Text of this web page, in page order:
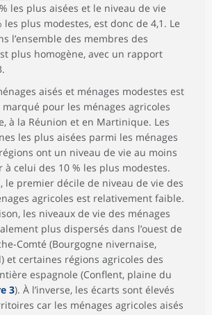
les plus aisées et le niveau de vie
les plus modestes, est donc de 4,1. Le
l’ensemble des membres des
plus homogène, avec un rapport
aisés et ménages modestes est
pour les ménages agricoles
à la Réunion et en Martinique. Les
les plus aisées parmi les ménages
ont un niveau de vie au moins
à celui des 10 % les plus modestes.
le premier décile de niveau de vie des
agricoles est relativement faible.
les niveaux de vie des ménages
plus dispersés dans l’ouest de
Comté (Bourgogne nivernaise,
et certaines régions agricoles des
espagnole (Conflent, plaine du
3). À l’inverse, les écarts sont élevés
car les ménages agricoles aisés